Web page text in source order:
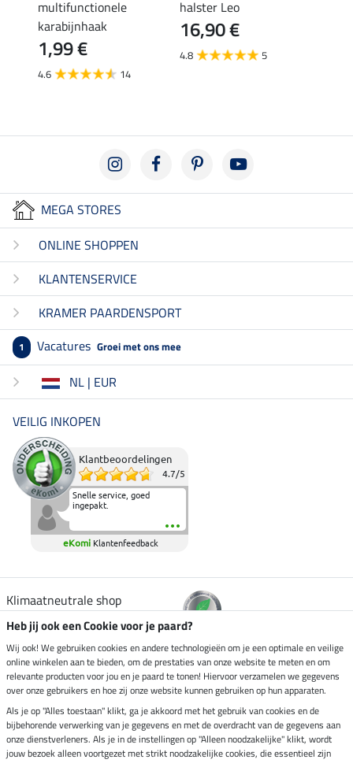
multifunctionele
karabijnhaak
1,99 €
4.6 14
halster Leo
16,90 €
4.8 5
MEGA STORES
ONLINE SHOPPEN
KLANTENSERVICE
KRAMER PAARDENSPORT
1 Vacatures Groei met ons mee
NL | EUR
VEILIG INKOPEN
Klantbeoordelingen
4.7/5
Snelle service, goed
ingepakt.
eKomi Klantenfeedback
Klimaatneutrale shop
Verzending per
Veilig betalen met
Heb jij ook een Cookie voor je paard?
Wij ook! We gebruiken cookies en andere technologieën om je een optimale en veilige
online winkelen aan te bieden, om de prestaties van onze website te meten en om
relevante producten voor jou en je paard te tonen! Hiervoor verzamelen we gegevens
over onze gebruikers en hoe zij onze website kunnen gebruiken op hun apparaten.
Als je op "Alles toestaan" klikt, ga je akkoord met het gebruik van cookies en de
bijbehorende verwerking van je gegevens en met de overdracht van de gegevens aan
onze dienstverleners. Als je in de instellingen op "Alleen noodzakelijke" klikt, wordt
jouw bezoek alleen voortgezet met strikt noodzakelijke cookies, die essentieel zijn